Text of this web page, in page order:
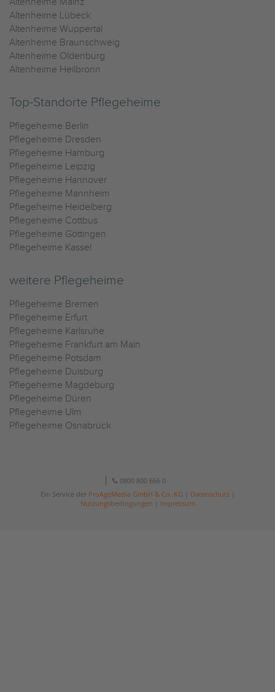
Altenheime Lübeck
Altenheime Wuppertal
Altenheime Braunschweig
Altenheime Oldenburg
Altenheime Heilbronn
Top-Standorte Pflegeheime
Pflegeheime Berlin
Pflegeheime Dresden
Pflegeheime Hamburg
Pflegeheime Leipzig
Pflegeheime Hannover
Pflegeheime Mannheim
Pflegeheime Heidelberg
Pflegeheime Cottbus
Pflegeheime Göttingen
Pflegeheime Kassel
weitere Pflegeheime
Pflegeheime Bremen
Pflegeheime Erfurt
Pflegeheime Karlsruhe
Pflegeheime Frankfurt am Main
Pflegeheime Potsdam
Pflegeheime Duisburg
Pflegeheime Magdeburg
Pflegeheime Düren
Pflegeheime Ulm
Pflegeheime Osnabrück
0800 800 666 0
Ein Service der ProAgeMedia GmbH & Co. KG Datenschutz|
Nutzungsbedingungen
Impressum